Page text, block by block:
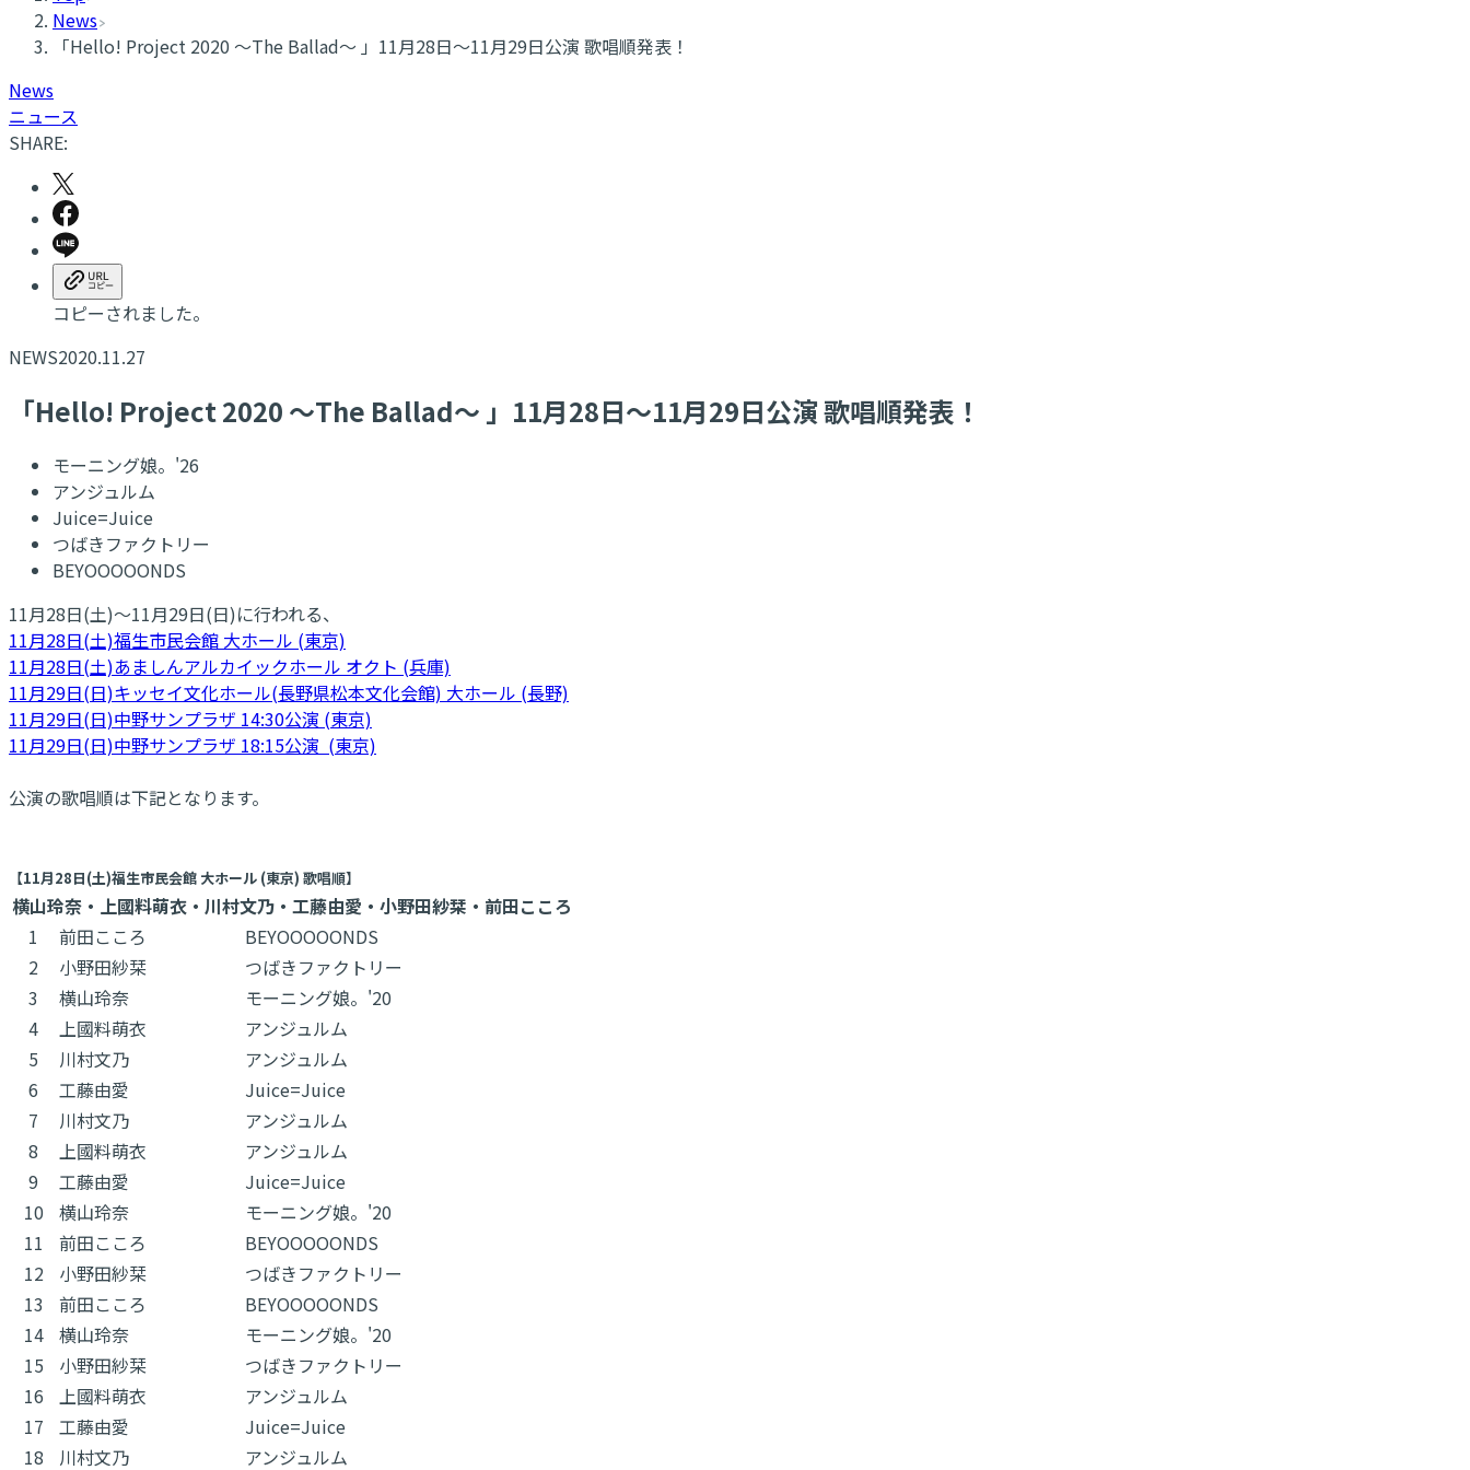
News
「Hello! Project 2020 〜The Ballad〜 」11月28日〜11月29日公演 歌唱順発表！
News
ニュース
SHARE:
コピーされました。
NEWS2020.11.27
「Hello! Project 2020 〜The Ballad〜 」11月28日〜11月29日公演 歌唱順発表！
モーニング娘。'26
アンジュルム
Juice=Juice
つばきファクトリー
BEYOOOOONDS
11月28日(土)〜11月29日(日)に行われる、
11月28日(土)福生市民会館 大ホール (東京)
11月28日(土)あましんアルカイックホール オクト (兵庫)
11月29日(日)キッセイ文化ホール(長野県松本文化会館) 大ホール (長野)
11月29日(日)中野サンプラザ 14:30公演 (東京)
11月29日(日)中野サンプラザ 18:15公演 (東京)
公演の歌唱順は下記となります。
【11月28日(土)福生市民会館 大ホール (東京) 歌唱順】
横山玲奈・上國料萌衣・川村文乃・工藤由愛・小野田紗栞・前田こころ
1
前田こころ
BEYOOOOONDS
2
小野田紗栞
つばきファクトリー
3
横山玲奈
モーニング娘。'20
4
上國料萌衣
アンジュルム
5
川村文乃
アンジュルム
6
工藤由愛
Juice=Juice
7
川村文乃
アンジュルム
8
上國料萌衣
アンジュルム
9
工藤由愛
Juice=Juice
10
横山玲奈
モーニング娘。'20
11
前田こころ
BEYOOOOONDS
12
小野田紗栞
つばきファクトリー
13
前田こころ
BEYOOOOONDS
14
横山玲奈
モーニング娘。'20
15
小野田紗栞
つばきファクトリー
16
上國料萌衣
アンジュルム
17
工藤由愛
Juice=Juice
18
川村文乃 アンジュルム